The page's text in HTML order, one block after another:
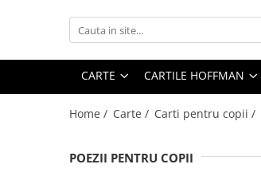
Carti de colorat
Povesti si povestiri
Hoffman Clasic
Hoffman Esential XX
CARTE CARTILE HOFFMAN
Home / Carte / Carti pentru copii /
POEZII PENTRU COPII